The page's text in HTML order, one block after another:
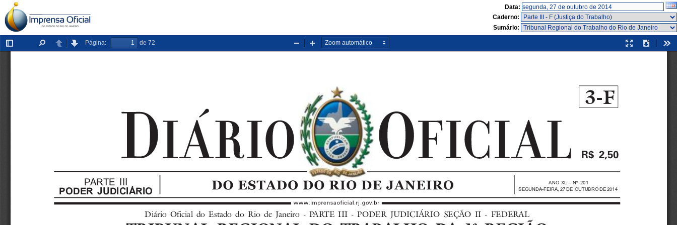
Data:
Caderno:
Sumário:
Exibir/ocultar
painel
LocalizarAnteriorPróxima
Página: de 72
Modo
de
Download
Diminuir
zoom
Aumentar
zoom
Diário  Oficial  do  Estado  do  Rio  de  Janeiro  -  PARTE  III  -  PODER  JUDICIÁRIO  SEÇÃO  II  -  FEDERAL
PARTE III
PODER JUDICIÁRIO

ANO XL - Nº 201
SEGUNDA-FEIRA, 27 DE OUTUBRO DE 2014
3-F